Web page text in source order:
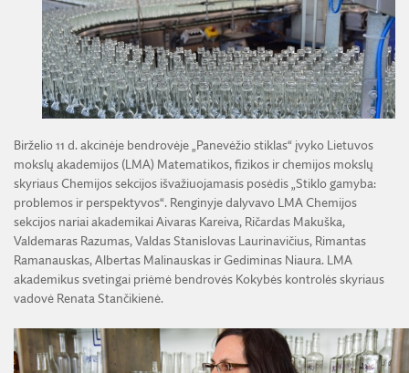
VIRTUALI LMA
TECHNIKOS MOKSLŲ SKYRIUS
JAUNOJI AKADEMIJA
SKYRIAI IR PADALINIAI
ŠVIESAUS ATMINIMO LMA NARIAI
BENDRADARBIAVIMO SUTARTYS
MOKSLININKO ETIKOS KODEKSAS
KORUPCIJOS PREVENCIJA
PRANEŠĖJŲ APSAUGA
NUORODOS
BENDRADARBIAVIMAS SU REGIONAIS
LMA IR AKADEMIKAI ŽINIASKLAIDOJE
PASLAUGOS
ES SF PARAMA LMA
ATVIRI DUOMENYS
FINANSŲ KONTROLĖS TAISYKLĖS
ŪKIO SUBJEKTŲ PRIEŽIŪRA
TARNYBINIAI LENGVIEJI AUTOMOBILIAI
Birželio 11 d. akcinėje bendrovėje „Panevėžio stiklas“ įvyko Lietuvos
mokslų akademijos (LMA) Matematikos, fizikos ir chemijos mokslų
skyriaus Chemijos sekcijos išvažiuojamasis posėdis „Stiklo gamyba:
problemos ir perspektyvos“. Renginyje dalyvavo LMA Chemijos
sekcijos nariai akademikai Aivaras Kareiva, Ričardas Makuška,
Valdemaras Razumas, Valdas Stanislovas Laurinavičius, Rimantas
Ramanauskas, Albertas Malinauskas ir Gediminas Niaura. LMA
akademikus svetingai priėmė bendrovės Kokybės kontrolės skyriaus
vadovė Renata Stančikienė.